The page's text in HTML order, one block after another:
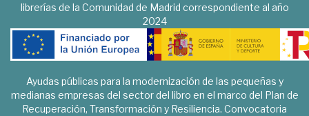
librerías de la Comunidad de Madrid correspondiente al año
2024
Ayudas públicas para la modernización de las pequeñas y
medianas empresas del sector del libro en el marco del Plan de
Recuperación, Transformación y Resiliencia. Convocatoria